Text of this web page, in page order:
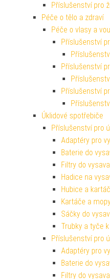
Příslušenství pro
Péče o tělo a zdraví
Péče o vlasy a
Příslušenství
Příslušenství
Příslušenství
Úklidové spotřebiče
Příslušenství pro
Adaptéry pro
Baterie do
Filtry do
Hadice na
Hubice a
Kartáče a
Sáčky do
Trubky a tyče
Příslušenství pro
Adaptéry pro
Baterie do
Filtry do